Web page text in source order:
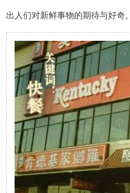
出人们对新鲜事物的期待与好奇。